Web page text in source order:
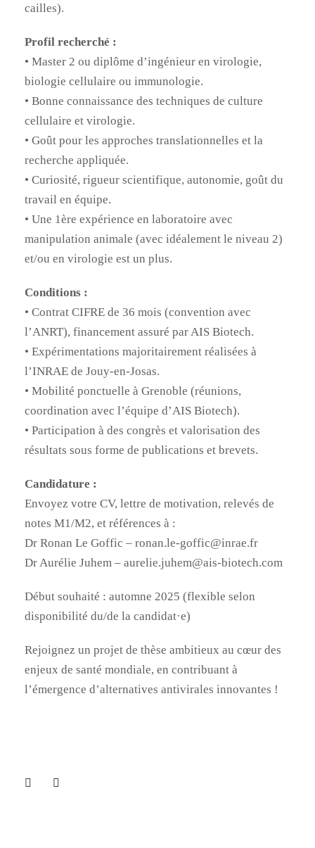
cailles).
Profil recherché :
• Master 2 ou diplôme d’ingénieur en virologie,
biologie cellulaire ou immunologie.
• Bonne connaissance des techniques de culture
cellulaire et virologie.
• Goût pour les approches translationnelles et la
recherche appliquée.
• Curiosité, rigueur scientifique, autonomie, goût du
travail en équipe.
• Une 1ère expérience en laboratoire avec
manipulation animale (avec idéalement le niveau 2)
et/ou en virologie est un plus.
Conditions :
• Contrat CIFRE de 36 mois (convention avec
l’ANRT), financement assuré par AIS Biotech.
• Expérimentations majoritairement réalisées à
l’INRAE de Jouy-en-Josas.
• Mobilité ponctuelle à Grenoble (réunions,
coordination avec l’équipe d’AIS Biotech).
• Participation à des congrès et valorisation des
résultats sous forme de publications et brevets.
Candidature :
Envoyez votre CV, lettre de motivation, relevés de
notes M1/M2, et références à :
Dr Ronan Le Goffic – ronan.le-goffic@inrae.fr
Dr Aurélie Juhem – aurelie.juhem@ais-biotech.com
Début souhaité : automne 2025 (flexible selon
disponibilité du/de la candidat·e)
Rejoignez un projet de thèse ambitieux au cœur des
enjeux de santé mondiale, en contribuant à
l’émergence d’alternatives antivirales innovantes !